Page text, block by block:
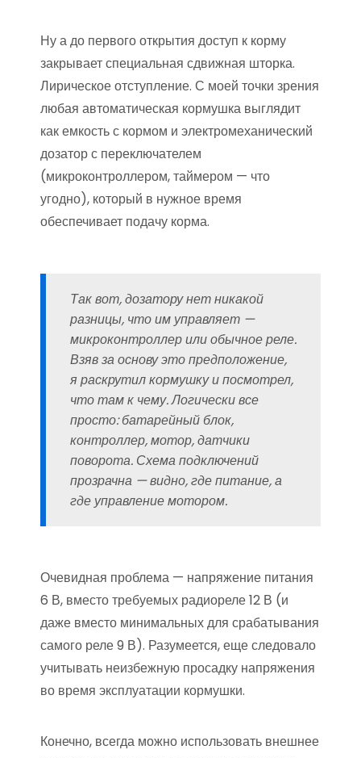
Ну а до первого открытия доступ к корму
закрывает специальная сдвижная шторка.
Лирическое отступление. С моей точки зрения
любая автоматическая кормушка выглядит
как емкость с кормом и электромеханический
дозатор с переключателем
(микроконтроллером, таймером — что
угодно), который в нужное время
обеспечивает подачу корма.
Так вот, дозатору нет никакой
разницы, что им управляет —
микроконтроллер или обычное реле.
Взяв за основу это предположение,
я раскрутил кормушку и посмотрел,
что там к чему. Логически все
просто: батарейный блок,
контроллер, мотор, датчики
поворота. Схема подключений
прозрачна — видно, где питание, а
где управление мотором.
Очевидная проблема — напряжение питания
6 В, вместо требуемых радиореле 12 В (и
даже вместо минимальных для срабатывания
самого реле 9 В). Разумеется, еще следовало
учитывать неизбежную просадку напряжения
во время эксплуатации кормушки.
Конечно, всегда можно использовать внешнее